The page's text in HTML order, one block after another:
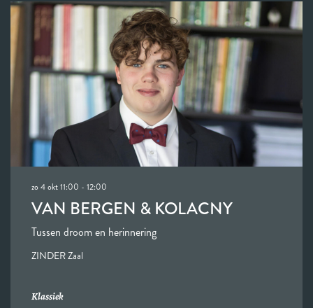
VAN BERGEN & KOLACNY
Tussen droom en herinnering
zo 4 okt11:00 - 12:00
ZINDER Zaal
Klassiek